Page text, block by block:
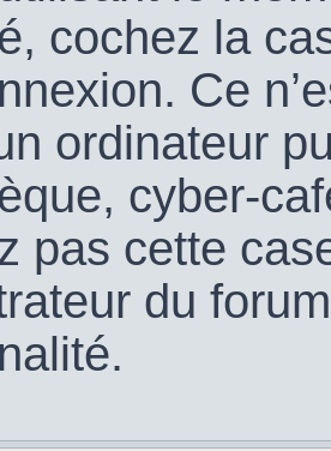
cochez la
Ce
ordinateur
cyber-
pas cette
du